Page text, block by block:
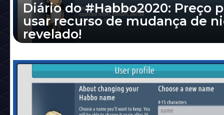
Diário do #Habbo2020: Preço
usar recurso de mudança de
revelado!
passado, e foram sancionados, podem ficar
acesso ao recurso de mudança de nick.